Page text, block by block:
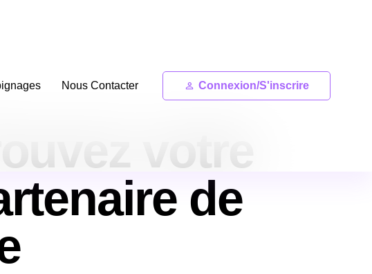
Nous Contacter Connexion/S'inscrire
votre
de